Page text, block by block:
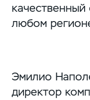
качественный
любом
Эмилио
директор